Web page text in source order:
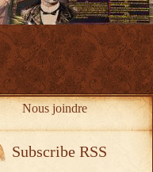
Nous joindre
Subscribe RSS